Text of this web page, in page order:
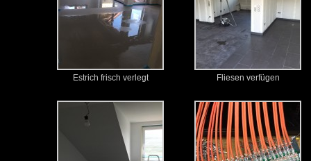
Estrich frisch verlegt Fliesen verfügen